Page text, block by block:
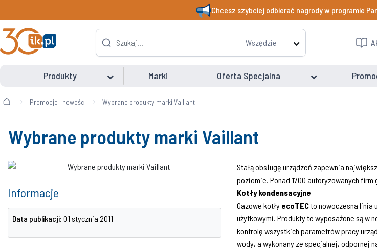
Chcesz szybciej odbierać nagrody w programie
Wszędzie
Produkty Marki Oferta Specjalna
Promocje i nowości Wybrane produkty marki Vaillant
Wybrane produkty marki Vaillant
Informacje
Data publikacji: 01 stycznia 2011
Stałą obsługę urządzeń zapewnia
poziomie. Ponad 1700 autoryzowanych
Kotły kondensacyjne
Gazowe kotły ecoTECto nowoczesna linia
użytkowymi. Produkty te wyposażone są w
kontrolę wszystkich parametrów pracy
wody, a wykonany ze specjalnej, odpornej